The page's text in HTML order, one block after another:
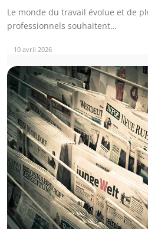
Le monde du travail évolue et de
professionnels souhaitent…
10 avril 2026